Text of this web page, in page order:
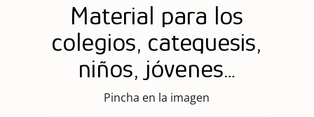
Material para los
colegios, catequesis,
niños, jóvenes…
Pincha en la imagen